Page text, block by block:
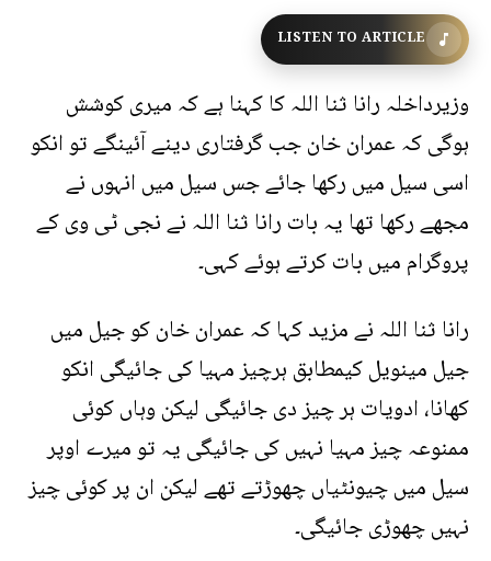
LISTEN TO ARTICLE
وزیرداخلہ رانا ثنا اللہ کا کہنا ہے کہ میری کوشش
ہوگی کہ عمران خان جب گرفتاری دینے آئینگے تو انکو
اسی سیل میں رکھا جائے جس سیل میں انہوں نے
مجھے رکھا تھا یہ بات رانا ثنا اللہ نے نجی ٹی وی کے
پروگرام میں بات کرتے ہوئے کہی۔
رانا ثنا اللہ نے مزید کہا کہ عمران خان کو جیل میں
جیل مینویل کیمطابق ہرچیز مہیا کی جائیگی انکو
کھانا، ادویات ہر چیز دی جائیگی لیکن وہاں کوئی
ممنوعہ چیز مہیا نہیں کی جائیگی یہ تو میرے اوپر
سیل میں چیونٹیاں چھوڑتے تھے لیکن ان پر کوئی چیز
نہیں چھوڑی جائیگی۔